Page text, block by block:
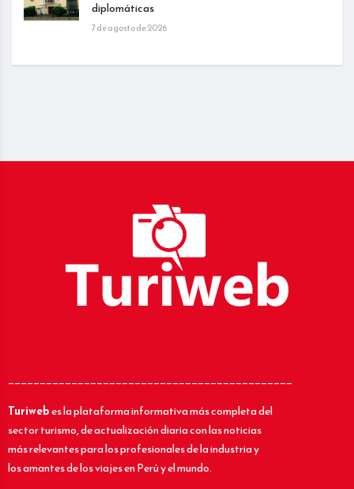
diplomáticas
7 de agosto de 2026
_____________________________________________
Turiwebes la plataforma informativa más completa del
sector turismo, de actualización diaria con las noticias
más relevantes para los profesionales de la industria y
los amantes de los viajes en Perú y el mundo.